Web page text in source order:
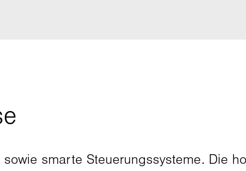
smarte Steuerungssysteme. Die